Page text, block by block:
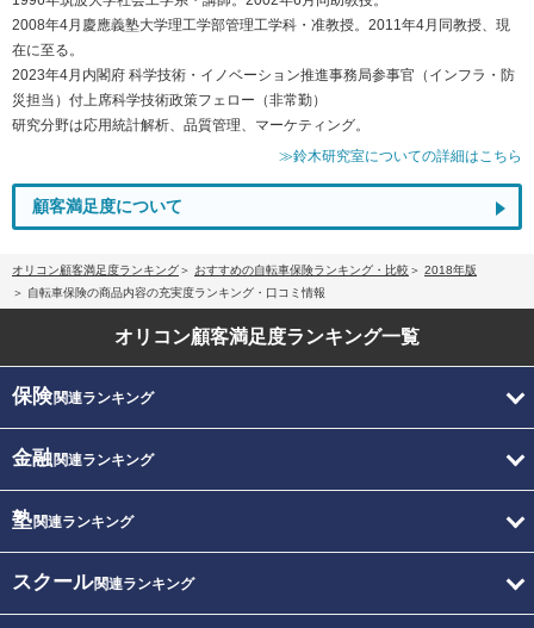
2008年4月慶應義塾大学理工学部管理工学科・准教授。2011年4月同教授、現
在に至る。
2023年4月内閣府 科学技術・イノベーション推進事務局参事官（インフラ・防
災担当）付上席科学技術政策フェロー（非常勤）
研究分野は応用統計解析、品質管理、マーケティング。
≫鈴木研究室についての詳細はこちら
顧客満足度について
オリコン顧客満足度ランキング おすすめの自転車保険ランキング・比較
2018年版
自転車保険の商品内容の充実度ランキング・口コミ情報
オリコン顧客満足度ランキング一覧
保険関連ランキング
金融関連ランキング
塾関連ランキング
スクール関連ランキング